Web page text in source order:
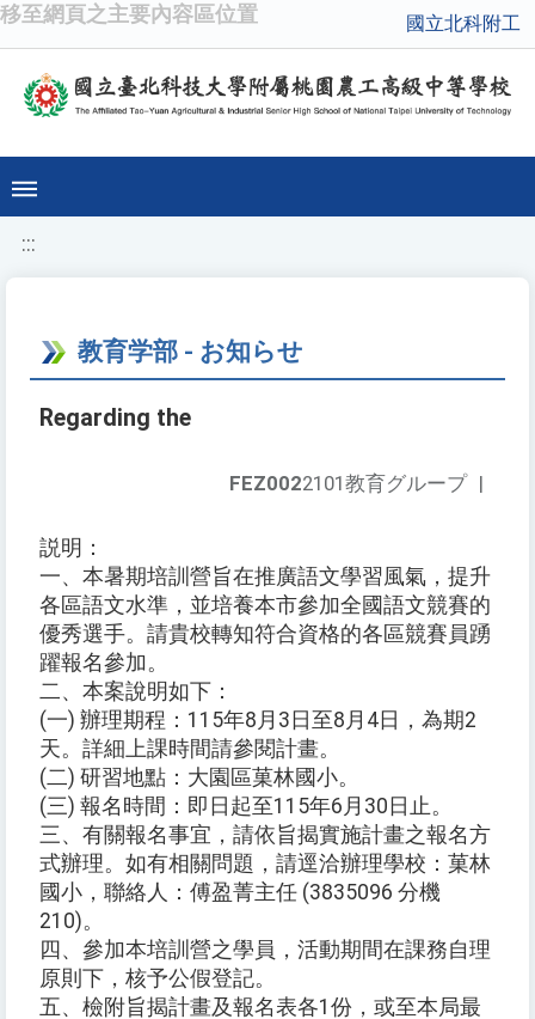
移至網頁之主要內容區位置 國立北科附工
:::
教育学部 - お知らせ
Regarding the
FEZ0022101教育グループ |
説明：
一、本暑期培訓營旨在推廣語文學習風氣，提升
各區語文水準，並培養本市參加全國語文競賽的
優秀選手。請貴校轉知符合資格的各區競賽員踴
躍報名參加。
二、本案說明如下：
(一) 辦理期程：115年8月3日至8月4日，為期2
天。詳細上課時間請參閱計畫。
(二) 研習地點：大園區菓林國小。
(三) 報名時間：即日起至115年6月30日止。
三、有關報名事宜，請依旨揭實施計畫之報名方
式辦理。如有相關問題，請逕洽辦理學校：菓林
國小，聯絡人：傅盈菁主任 (3835096 分機
210)。
四、參加本培訓營之學員，活動期間在課務自理
原則下，核予公假登記。
五、檢附旨揭計畫及報名表各1份，或至本局最